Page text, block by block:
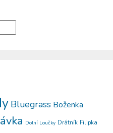
Bluegrass Boženka
Dolní Loučky Drátník Filipka